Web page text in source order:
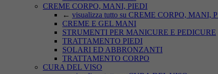
CREME CORPO, MANI, PIEDI
← visualizza tutto su CREME CORPO, MANI,
CREME E GEL MANI
STRUMENTI PER MANICURE E PEDICURE
TRATTAMENTO PIEDI
SOLARI ED ABBRONZANTI
TRATTAMENTO CORPO
CURA DEL VISO